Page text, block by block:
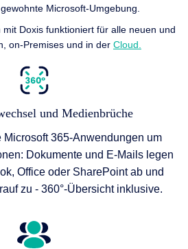
Microsoft-Umgebung.
Doxis funktioniert für alle neuen und
on-Premises und in der Cloud.
und Medienbrüche
Microsoft 365-Anwendungen um
Dokumente und E-Mails legen
Office oder SharePoint ab und
zu - 360°-Übersicht inklusive.